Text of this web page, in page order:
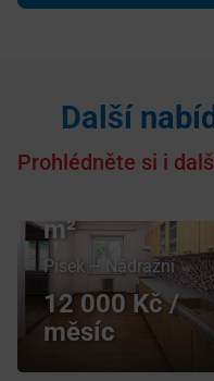
Další
Prohlédněte si i
Pronájem
bytu 3+1 v
osobním
m²
Písek – Nádražní
12 000 Kč /
měsíc